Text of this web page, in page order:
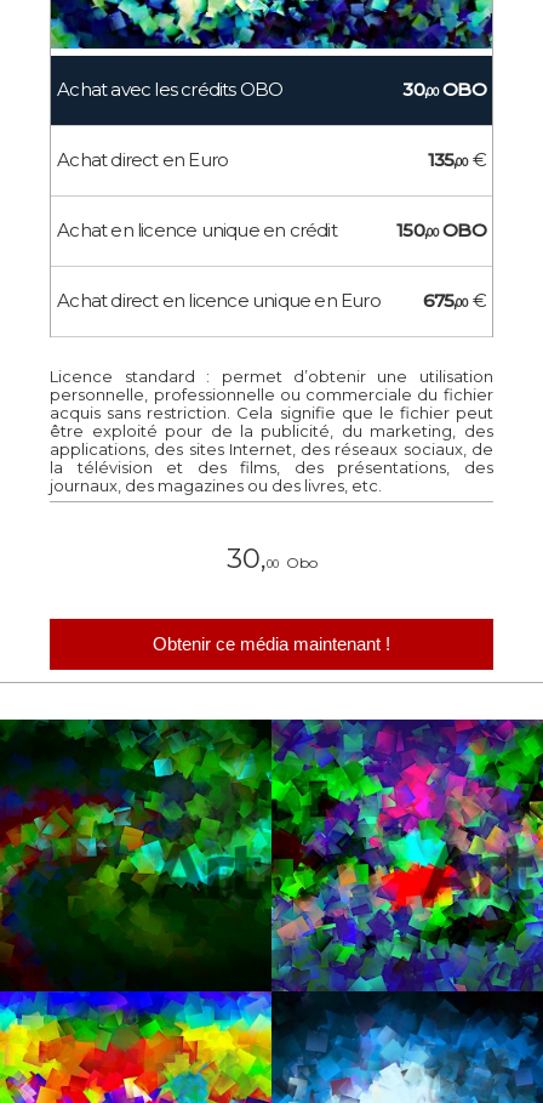
Achat avec les crédits OBO 30,00OBO
Achat direct en Euro 135,00€
Achat en licence unique en crédit 150,00OBO
Achat direct en licence unique en Euro 675,00€
Licence standard : permet d’obtenir une utilisation
personnelle, professionnelle ou commerciale du fichier
acquis sans restriction. Cela signifie que le fichier peut
être exploité pour de la publicité, du marketing, des
applications, des sites Internet, des réseaux sociaux, de
la télévision et des films, des présentations, des
journaux, des magazines ou des livres, etc.
30,00 Obo